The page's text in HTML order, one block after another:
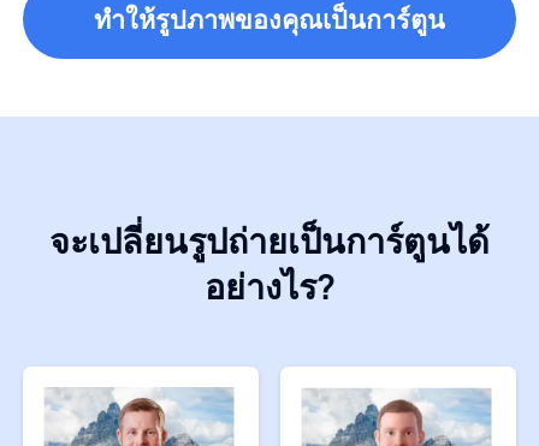
ทำให้รูปภาพของคุณเป็นการ์ตูน
จะเปลี่ยนรูปถ่ายเป็นการ์ตูนได้
อย่างไร?